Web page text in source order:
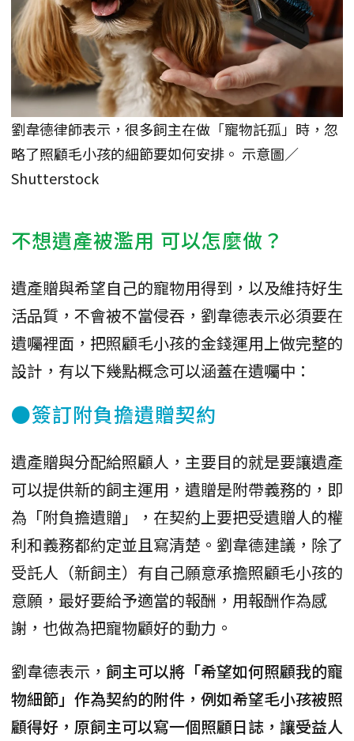
劉韋德律師表示，很多飼主在做「寵物託孤」時，忽
略了照顧毛小孩的細節要如何安排。 示意圖／
Shutterstock
不想遺產被濫用 可以怎麼做？
遺產贈與希望自己的寵物用得到，以及維持好生
活品質，不會被不當侵吞，劉韋德表示必須要在
遺囑裡面，把照顧毛小孩的金錢運用上做完整的
設計，有以下幾點概念可以涵蓋在遺囑中：
●簽訂附負擔遺贈契約
遺產贈與分配給照顧人，主要目的就是要讓遺產
可以提供新的飼主運用，遺贈是附帶義務的，即
為「附負擔遺贈」，在契約上要把受遺贈人的權
利和義務都約定並且寫清楚。劉韋德建議，除了
受託人（新飼主）有自己願意承擔照顧毛小孩的
意願，最好要給予適當的報酬，用報酬作為感
謝，也做為把寵物顧好的動力。
劉韋德表示， 飼主可以將「希望如何照顧我的寵
物細節」作為契約的附件，例如希望毛小孩被照
顧得好，原飼主可以寫一個照顧日誌，讓受益人